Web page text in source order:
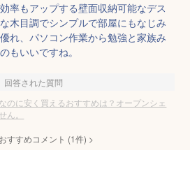
率もアップする壁面収納可能なデス
木目調でシンプルで部屋にもなじみ
れ、パソコン作業から勉強と家族み
もいいですね。
回答された質問
のに安く買えるおすすめは？オープンシェ
ん。
すすめコメント (1件) >